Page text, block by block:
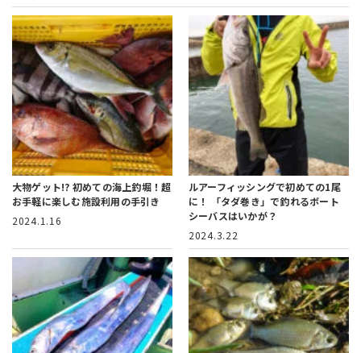
大物ゲット!? 初めての海上釣堀！超
お手軽に楽しむ施設利用の手引き
2024.1.16
ルアーフィッシングで初めての1尾
に！
「タダ巻き」で釣れるボート
シーバスはいかが？
2024.3.22